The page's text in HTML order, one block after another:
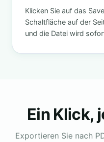
Klicken Sie auf das
Schaltfläche auf der
und die Datei wird
Ein Klick,
Exportieren Sie nach